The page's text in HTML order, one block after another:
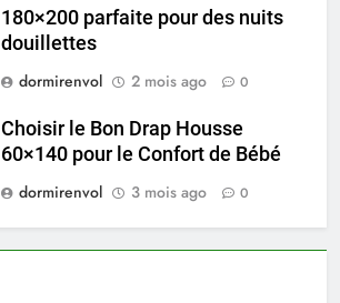
180×200 parfaite pour des nuits
douillettes
dormirenvol
2 mois ago 0
Choisir le Bon Drap Housse
60×140 pour le Confort de Bébé
dormirenvol
3 mois ago 0